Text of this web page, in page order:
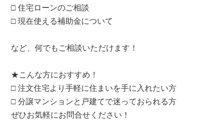
□ 住宅ローンのご相談
□ 現在使える補助金について
など、何でもご相談いただけます！
★こんな方におすすめ！
□ 注文住宅より手軽に住まいを手に入れたい方
□ 分譲マンションと戸建てで迷っておられる方
ぜひお気軽にお問合せください！